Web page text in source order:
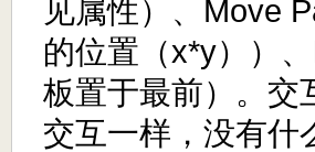
见属性）、Move
的位置（x*y））
板置于最前）。交
交互一样，没有什